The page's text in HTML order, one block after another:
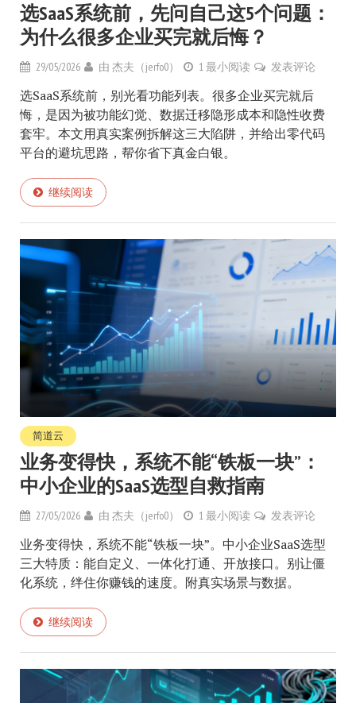
选SaaS系统前，先问自己这5个问题：
为什么很多企业买完就后悔？
29/05/2026 由 杰夫（jerfo0） 1 最小阅读 发表评论
选SaaS系统前，别光看功能列表。很多企业买完就后
悔，是因为被功能幻觉、数据迁移隐形成本和隐性收费
套牢。本文用真实案例拆解这三大陷阱，并给出零代码
平台的避坑思路，帮你省下真金白银。
继续阅读
简道云
业务变得快，系统不能“铁板一块”：
中小企业的SaaS选型自救指南
27/05/2026 由 杰夫（jerfo0） 1 最小阅读 发表评论
业务变得快，系统不能“铁板一块”。中小企业SaaS选型
三大特质：能自定义、一体化打通、开放接口。别让僵
化系统，绊住你赚钱的速度。附真实场景与数据。
继续阅读